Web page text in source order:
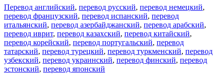
Перевод английский, перевод русский, перевод немецкий,
перевод французский, перевод испанский, перевод
итальянский, перевод азербайджанский, перевод арабский,
перевод иврит, перевод казахский, перевод китайский,
перевод корейский, перевод португальский, перевод
татарский, перевод турецкий, перевод туркменский, перевод
узбекский, перевод украинский, перевод финский, перевод
эстонский, перевод японский